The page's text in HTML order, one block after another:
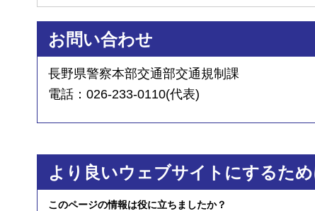
お問い合わせ
長野県警察本部交通部交通規制課
電話：026-233-0110(代表)
より良いウェブサイトにするた
このページの情報は役に立ちましたか？